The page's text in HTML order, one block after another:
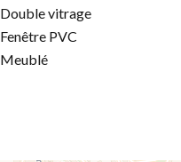
Double vitrage
Fenêtre PVC
Meublé